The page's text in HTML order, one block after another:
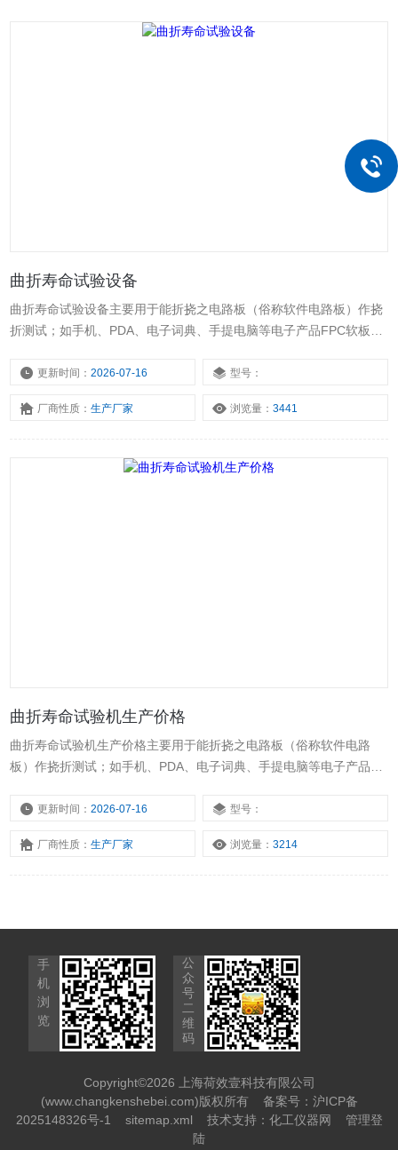
曲折寿命试验设备
曲折寿命试验设备主要用于能折挠之电路板（俗称软件电路板）作挠
折测试；如手机、PDA、电子词典、手提电脑等电子产品FPC软板的
更新时间：2026-07-16 型号：
厂商性质：生产厂家 浏览量：3441
曲折寿命试验机生产价格
曲折寿命试验机生产价格主要用于能折挠之电路板（俗称软件电路
板）作挠折测试；如手机、PDA、电子词典、手提电脑等电子产品
更新时间：2026-07-16 型号：
厂商性质：生产厂家 浏览量：3214
手
机
浏
览
公
众
号
二
维
码
Copyright©2026 上海荷效壹科技有限公司
(www.changkenshebei.com)版权所有 备案号：沪ICP备
2025148326号-1
sitemap.xml 技术支持： 化工仪器网
管理登
陆